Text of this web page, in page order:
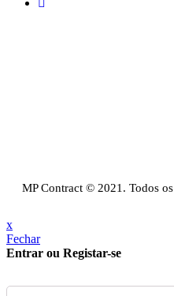
MP Contract © 2021. Todos
x
Fechar
Entrar ou Registar-se